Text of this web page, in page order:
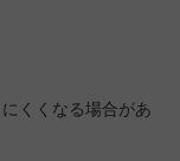
くくなる場合があ